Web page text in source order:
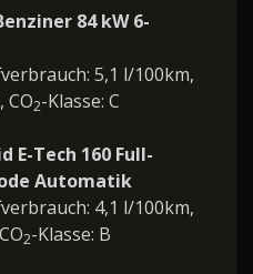
84 kW 6-
5,1 l/100km,
CO2-Klasse: C
E-Tech 160 Full-
Automatik
4,1 l/100km,
2-Klasse: B